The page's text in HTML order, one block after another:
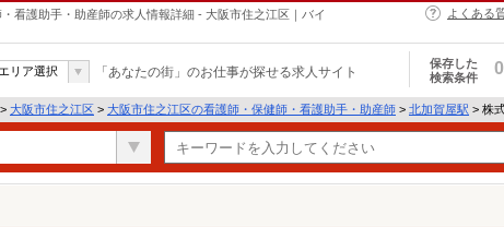
看護助手・助産師の求人情報詳細 - 大阪市住之江区｜バイ
よくある
エリア選択 「あなたの街」のお仕事が探せる求人サイト
保存した
検索条件
0
> 大阪市住之江区 > 大阪市住之江区の看護師・保健師・看護助手・助産師 > 北加賀屋駅 > 株